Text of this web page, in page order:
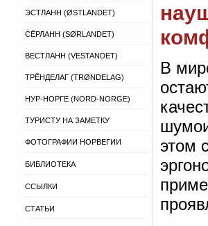
ЭСТЛАНН (ØSTLANDET)
СЁРЛАНН (SØRLANDET)
ВЕСТЛАНН (VESTANDET)
ТРЁНДЕЛАГ (TRØNDELAG)
НУР-НОРГЕ (NORD-NORGE)
ТУРИСТУ НА ЗАМЕТКУ
ФОТОГРАФИИ НОРВЕГИИ
БИБЛИОТЕКА
ССЫЛКИ
СТАТЬИ
В
этом